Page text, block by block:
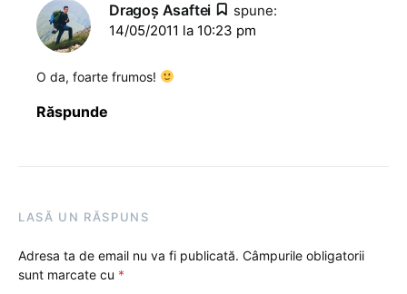
Dragoş Asaftei
spune:
14/05/2011 la 10:23 pm
O da, foarte frumos!
Răspunde
LASĂ UN RĂSPUNS
Adresa ta de email nu va fi publicată. Câmpurile obligatorii
sunt marcate cu *